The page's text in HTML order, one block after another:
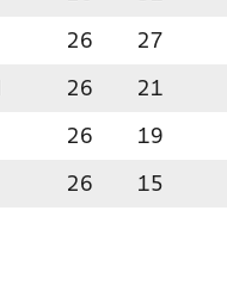
26 27
26 21
26 19
26 15